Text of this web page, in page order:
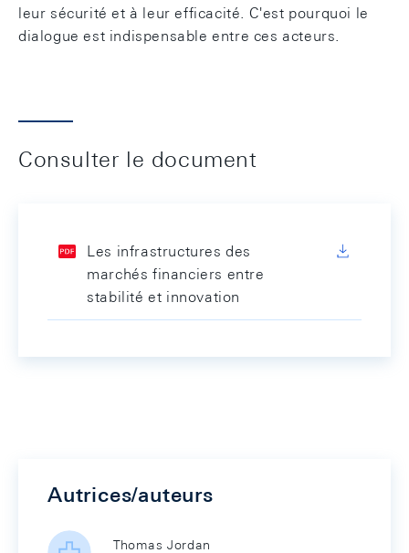
leur sécurité et à leur efficacité. C'est pourquoi le
dialogue est indispensable entre ces acteurs.
Consulter le document
Les infrastructures des
marchés financiers entre
stabilité et innovation
Autrices/auteurs
Thomas Jordan